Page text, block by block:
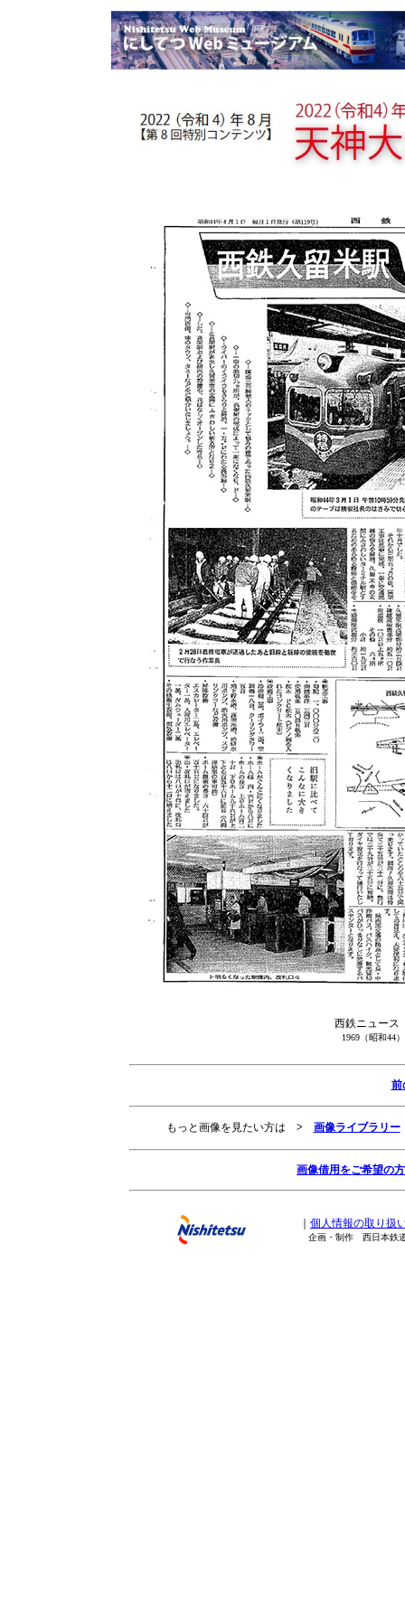
西鉄ニュース
1969（昭和44
前
もっと画像を見たい方は > 画像ライブラリー
画像借用をご希望の
個人情報の取り扱
企画・制作 西日本鉄道